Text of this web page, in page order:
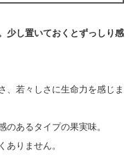
少し置いておくとずっしり感
、若々しさに生命力を感じま
あるタイプの果実味。
ありません。